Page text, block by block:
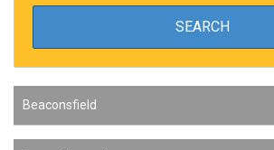
Beaconsfield